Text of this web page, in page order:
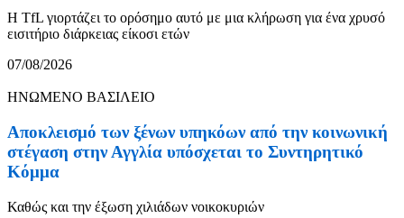
Η TfL γιορτάζει το ορόσημο αυτό με μια κλήρωση για ένα χρυσό
εισιτήριο διάρκειας είκοσι ετών
07/08/2026
ΗΝΩΜΕΝΟ ΒΑΣΙΛΕΙΟ
Αποκλεισμό των ξένων υπηκόων από την κοινωνική
στέγαση στην Αγγλία υπόσχεται το Συντηρητικό
Κόμμα
Καθώς και την έξωση χιλιάδων νοικοκυριών